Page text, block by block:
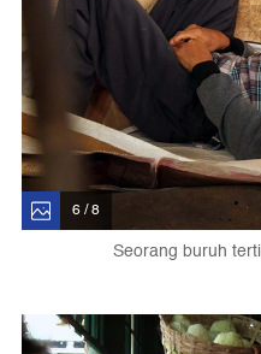
6 / 8
Seorang buruh